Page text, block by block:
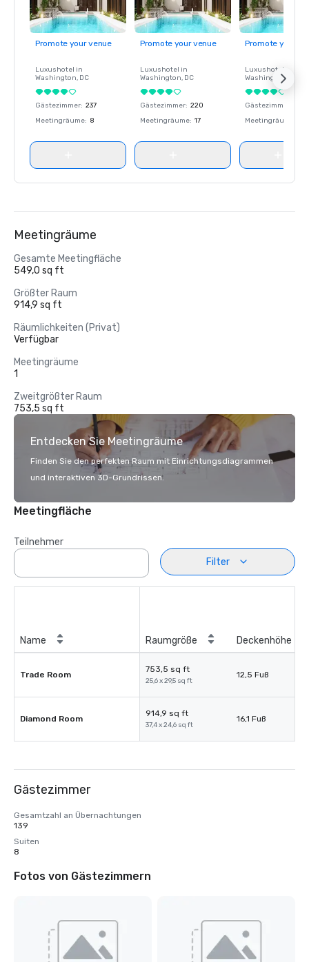
Promote your venue
Luxushotel in
Washington, DC
Gästezimmer: 237
Meetingräume: 8
Promote your venue
Luxushotel in
Washington, DC
Gästezimmer: 220
Meetingräume: 17
Promote your
Luxushotel in
Washington
Gästezimmer
Meetingräume
Meetingräume
Gesamte Meetingfläche
549,0 sq ft
Größter Raum
914,9 sq ft
Räumlichkeiten (Privat)
Verfügbar
Meetingräume
1
Zweitgrößter Raum
753,5 sq ft
Entdecken Sie Meetingräume
Finden Sie den perfekten Raum mit Einrichtungsdiagrammen
und interaktiven 3D-Grundrissen.
Meetingfläche
Teilnehmer
Filter
Name Raumgröße Deckenhöhe
Trade Room
753,5 sq ft
25,6 x 29,5 sq ft
12,5 Fuß
Diamond Room
914,9 sq ft
37,4 x 24,6 sq ft
16,1 Fuß
Gästezimmer
Gesamtzahl an Übernachtungen
139
Suiten
8
Fotos von Gästezimmern